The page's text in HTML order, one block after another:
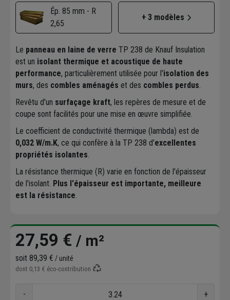
Ép. 85 mm - R
2,65
+ 3 modèles
Le panneau en laine de verre TP 238 de Knauf Insulation
est un isolant thermique et acoustique de haute
performance, particulièrement utilisée pour l'isolation des
murs, des combles aménagés et des combles perdus
Revêtu d'un surfaçage kraft, les repères de mesure et de
coupe sont facilités pour une mise en œuvre simplifiée.
Le coefficient de conductivité thermique (lambda) est de
0,032 W/m.K, ce qui confère à la TP 238 d'excellentes
propriétés isolantes
La résistance thermique (R) varie en fonction de l'épaisseur
de l'isolant. Plus l'épaisseur est importante, meilleure
est la résistance
27,59 € / m²
soit 89,39 € / unité
dont 0,13 € éco-contribution
-
+